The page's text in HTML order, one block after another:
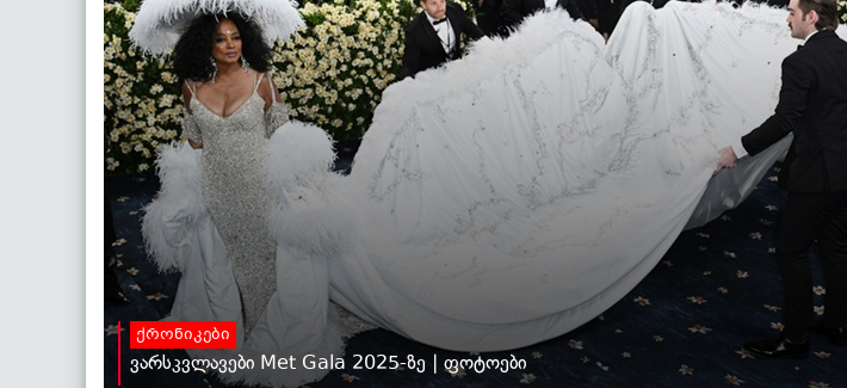
ქრონიკები
ვარსკვლავები Met Gala 2025-ზე | ფოტოები